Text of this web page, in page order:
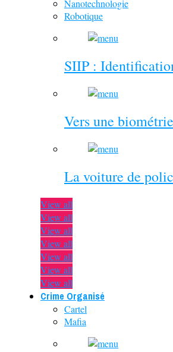
Nanotechnologie
Robotique
SIIP :
Vers une
La voiture de
View all
View all
View all
View all
View all
View all
View all
Crime Organisé
Cartel
Mafia